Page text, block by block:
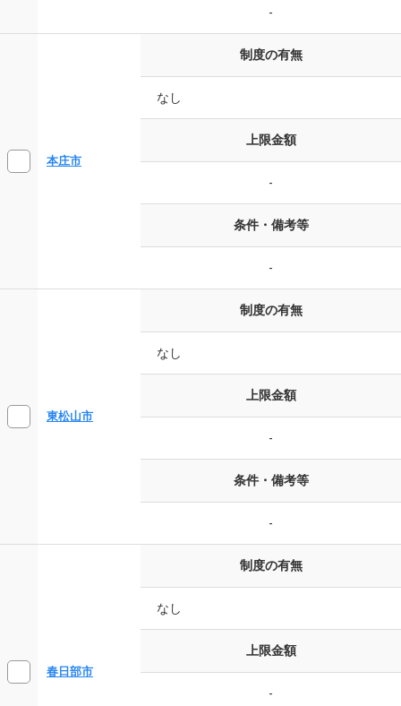
-
本庄市
制度の有無
なし
上限金額
-
条件・備考等
-
東松山市
制度の有無
なし
上限金額
-
条件・備考等
-
春日部市
制度の有無
なし
上限金額
-